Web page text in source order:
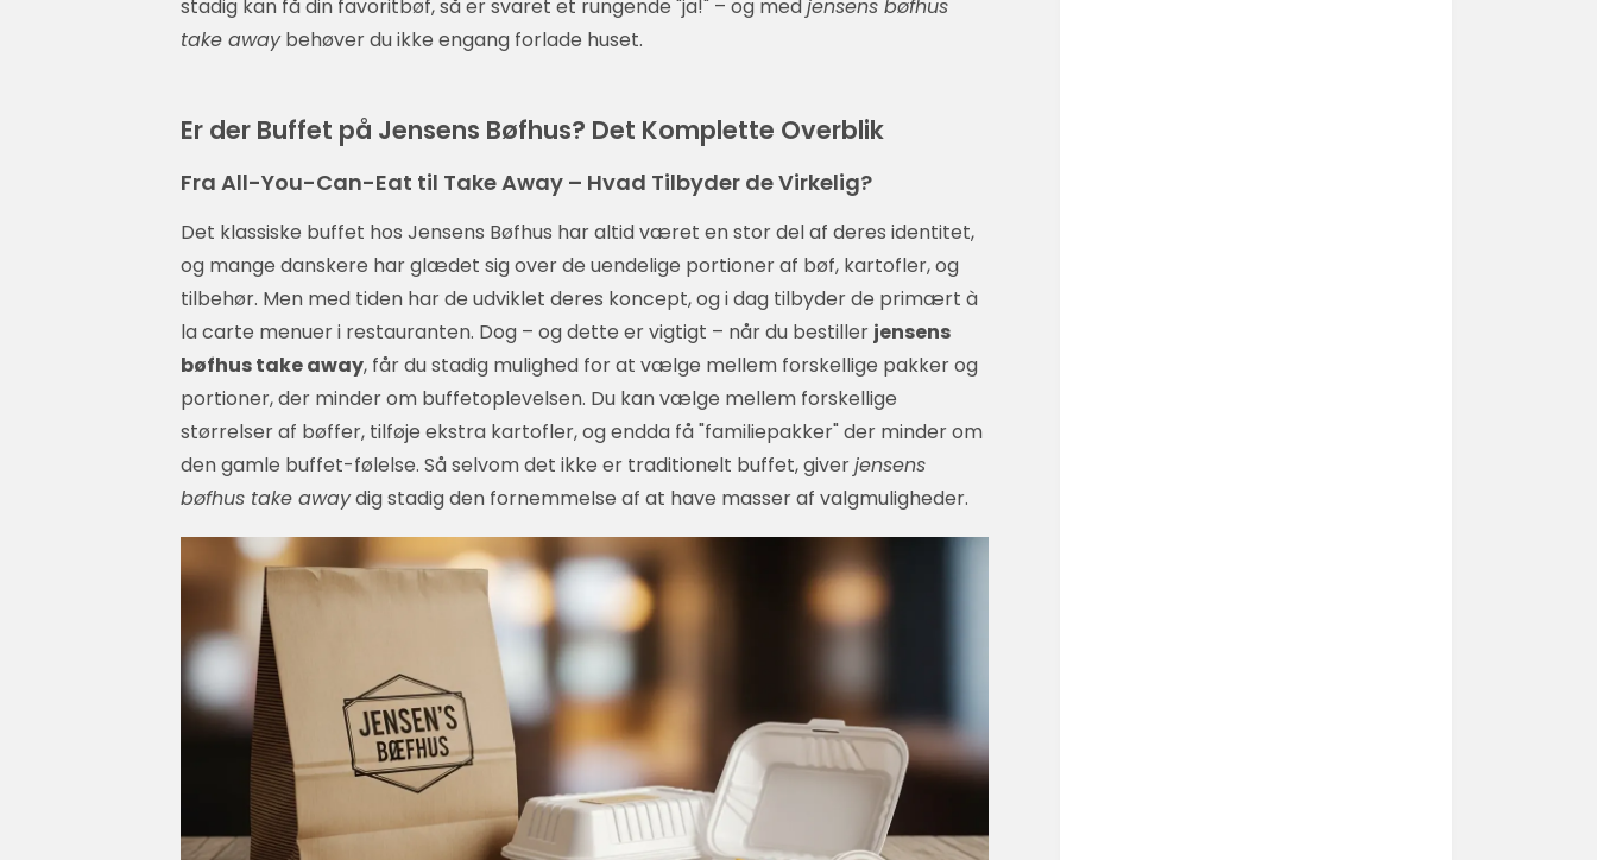
stadig kan få din favoritbøf, så er svaret et rungende "ja!" – og medjensens bøfhus
take awaybehøver du ikke engang forlade huset.
Er der Buffet på Jensens Bøfhus? Det Komplette Overblik
Fra All-You-Can-Eat til Take Away – Hvad Tilbyder de Virkelig?
Det klassiske buffet hos Jensens Bøfhus har altid været en stor del af deres identitet,
og mange danskere har glædet sig over de uendelige portioner af bøf, kartofler, og
tilbehør. Men med tiden har de udviklet deres koncept, og i dag tilbyder de primært à
la carte menuer i restauranten. Dog – og dette er vigtigt – når du bestiller jensens
bøfhus take away, får du stadig mulighed for at vælge mellem forskellige pakker og
portioner, der minder om buffetoplevelsen. Du kan vælge mellem forskellige
størrelser af bøffer, tilføje ekstra kartofler, og endda få "familiepakker" der minder om
den gamle buffet-følelse. Så selvom det ikke er traditionelt buffet, giverjensens
bøfhus take awaydig stadig den fornemmelse af at have masser af valgmuligheder.